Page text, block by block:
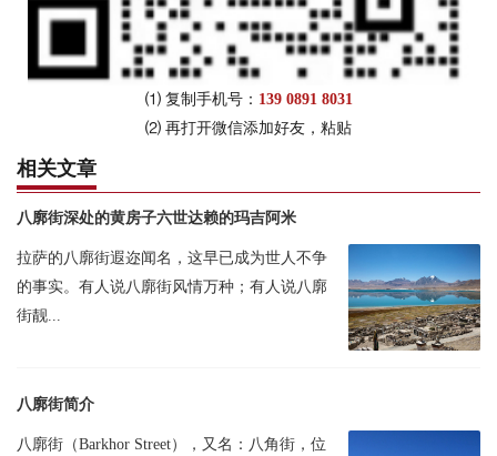
⑴ 复制手机号： 139 0891 8031
⑵ 再打开微信添加好友，粘贴
相关文章
八廓街深处的黄房子六世达赖的玛吉阿米
拉萨的八廓街遐迩闻名，这早已成为世人不争
的事实。有人说八廓街风情万种；有人说八廓
街靓...
八廓街简介
八廓街（Barkhor Street），又名：八角街，位